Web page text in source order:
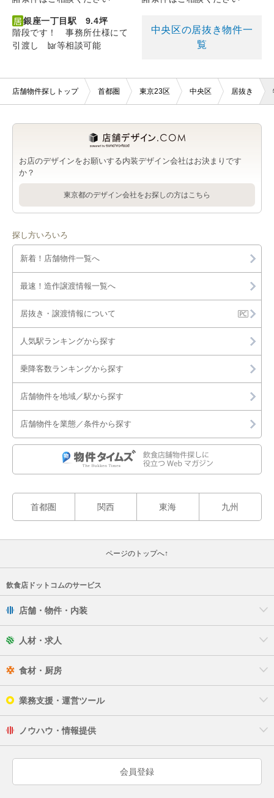
銀座一丁目駅 9.4坪
階段です！ 事務所仕様にて
引渡し ㍴等相談可能
中央区の居抜き物件一
覧
店舗物件探しトップ 首都圏 東京23区 中央区 居抜き
お店のデザインをお願いする内装デザイン会社はお決まりです
か？
東京都のデザイン会社をお探しの方はこちら
探し方いろいろ
新着！店舗物件一覧へ
最速！造作譲渡情報一覧へ
居抜き・譲渡情報について
人気駅ランキングから探す
乗降客数ランキングから探す
店舗物件を地域／駅から探す
店舗物件を業態／条件から探す
首都圏 関西 東海 九州
ページのトップへ↑
飲食店ドットコムのサービス
店舗・物件・内装
人材・求人
食材・厨房
業務支援・運営ツール
ノウハウ・情報提供
会員登録